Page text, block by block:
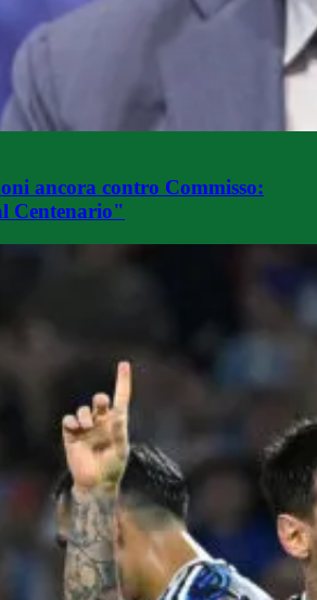
ancora contro Commisso:
Centenario"